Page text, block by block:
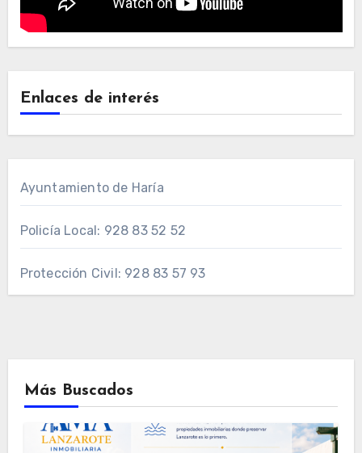
Enlaces de interés
Ayuntamiento de Haría
Policía Local: 928 83 52 52
Protección Civil: 928 83 57 93
Más Buscados